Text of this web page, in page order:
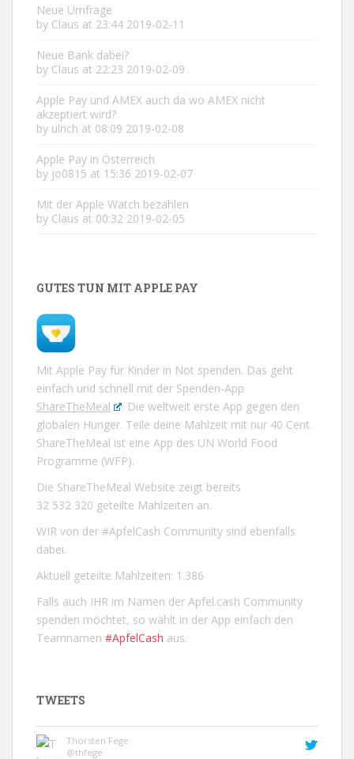
Neue Umfrage
by Claus at 23:44 2019-02-11
Neue Bank dabei?
by Claus at 22:23 2019-02-09
Apple Pay und AMEX auch da wo AMEX nicht
akzeptiert wird?
by ulrich at 08:09 2019-02-08
Apple Pay in Österreich
by jo0815 at 15:36 2019-02-07
Mit der Apple Watch bezahlen
by Claus at 00:32 2019-02-05
GUTES TUN MIT APPLE PAY
Mit Apple Pay für Kinder in Not spenden. Das geht
einfach und schnell mit der Spenden-App
ShareTheMeal
. Die weltweit erste App gegen den
globalen Hunger. Teile deine Mahlzeit mit nur 40 Cent.
ShareTheMeal ist eine App des UN World Food
Programme (WFP).
Die ShareTheMeal Website zeigt bereits
32 532 320 geteilte Mahlzeiten an.
WIR von der #ApfelCash Community sind ebenfalls
dabei.
Aktuell geteilte Mahlzeiten: 1.386
Falls auch IHR im Namen der Apfel.cash Community
spenden möchtet, so wählt in der App einfach den
Teamnamen #ApfelCash aus.
TWEETS
Thorsten Fege
@thfege